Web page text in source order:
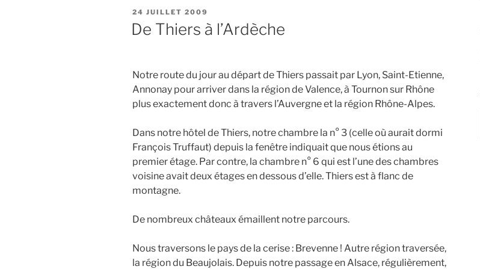
PUBLIÉ
24 JUILLET 2009
De Thiers à l’Ardèche
Notre route du jour au départ de Thiers passait par Lyon, Saint-Etienne,
Annonay pour arriver dans la région de Valence, à Tournon sur Rhône
plus exactement donc à travers l’Auvergne et la région Rhône-Alpes.
Dans notre hôtel de Thiers, notre chambre la n° 3 (celle où aurait dormi
François Truffaut) depuis la fenêtre indiquait que nous étions au
premier étage. Par contre, la chambre n° 6 qui est l’une des chambres
voisine avait deux étages en dessous d’elle. Thiers est à flanc de
montagne.
De nombreux châteaux émaillent notre parcours.
Nous traversons le pays de la cerise : Brevenne ! Autre région traversée,
la région du Beaujolais. Depuis notre passage en Alsace, régulièrement,